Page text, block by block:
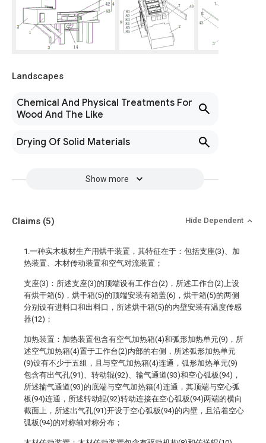
Landscapes
Chemical And Physical Treatments For
Wood And The Like
Drying Of Solid Materials
Show more
Claims (5) Hide Dependent
1.一种实木板材生产用烘干装置，其特征在于：包括支座(3)、加
热装置、木材传动装置和空气对流装置；
支座(3)：所述支座(3)的顶端设有工作台(2)，所述工作台(2)上设
有烘干箱(5)，烘干箱(5)的顶端安装有箱盖(6)，烘干箱(5)的两侧
分别设有进料口和出料口，所述烘干箱(5)的内壁安装有温度传感
器(12)；
加热装置：加热装置包含有空气加热箱(4)和弧形加热单元(9)，所
述空气加热箱(4)置于工作台(2)内部的右侧，所述弧形加热单元
(9)设有不少于五组，且与空气加热箱(4)连通，弧形加热单元(9)
包含有出气孔(91)、转动辊(92)、输气通道(93)和空心弧板(94)，
所述输气通道(93)的底端与空气加热箱(4)连通，其顶端与空心弧
板(94)连通，所述转动辊(92)转动连接在空心弧板(94)两端的横向
截面上，所述出气孔(91)开设于空心弧板(94)的内壁，且沿着空心
弧板(94)的对称轴对称分布；